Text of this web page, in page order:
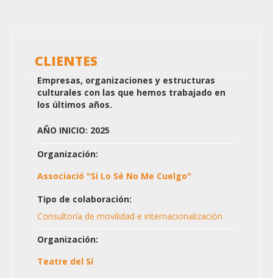
CLIENTES
Empresas, organizaciones y estructuras
culturales con las que hemos trabajado en
los últimos años.
AÑO INICIO: 2025
Organización:
Associació "Si Lo Sé No Me Cuelgo"
Tipo de colaboración:
Consultoría de movilidad e internacionalización
Organización:
Teatre del Sí